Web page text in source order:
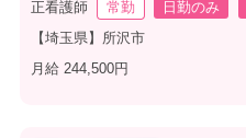
正看護師 常勤 日勤のみ
【埼玉県】所沢市
月給 244,500円